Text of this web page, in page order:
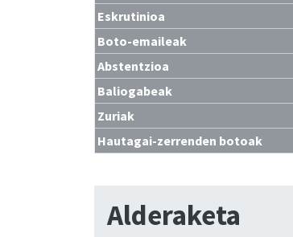
Eskrutinioa
Boto-emaileak
Abstentzioa
Baliogabeak
Zuriak
Hautagai-zerrenden botoak
Alderaketa